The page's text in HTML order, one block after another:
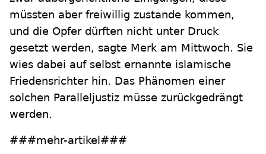
müssten aber freiwillig zustande kommen,
und die Opfer dürften nicht unter Druck
gesetzt werden, sagte Merk am Mittwoch. Sie
wies dabei auf selbst ernannte islamische
Friedensrichter hin. Das Phänomen einer
solchen Paralleljustiz müsse zurückgedrängt
werden.
###mehr-artikel###